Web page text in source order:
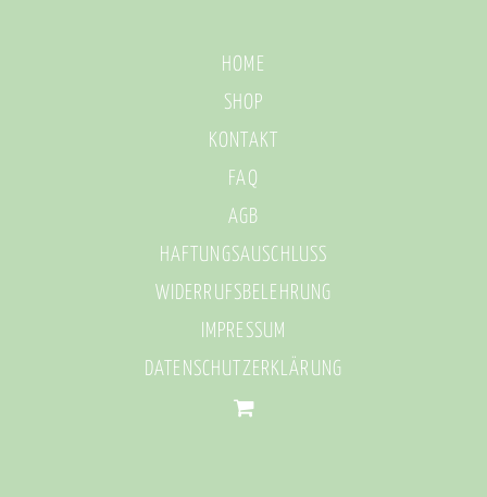
HOME
SHOP
KONTAKT
FAQ
AGB
HAFTUNGSAUSCHLUSS
WIDERRUFSBELEHRUNG
IMPRESSUM
DATENSCHUTZERKLÄRUNG